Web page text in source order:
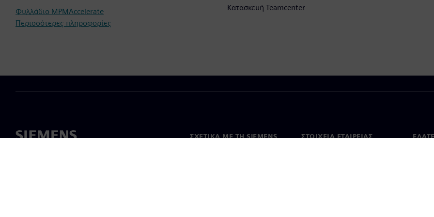
Φυλλάδιο MPMAccelerate
Περισσότερες πληροφορίες
Κατασκευή Teamcenter
ΣΧΕΤΙΚΆ ΜΕ ΤΗ SIEMENS ΣΤΟΙΧΕΊΑ ΕΤΑΙΡΕΊΑΣ